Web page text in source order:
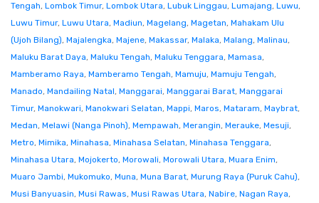
Tengah, Lombok Timur, Lombok Utara, Lubuk Linggau, Lumajang, Luwu,
Luwu Timur, Luwu Utara, Madiun, Magelang, Magetan, Mahakam Ulu
(Ujoh Bilang), Majalengka, Majene, Makassar, Malaka, Malang, Malinau,
Maluku Barat Daya, Maluku Tengah, Maluku Tenggara, Mamasa,
Mamberamo Raya, Mamberamo Tengah, Mamuju, Mamuju Tengah,
Manado, Mandailing Natal, Manggarai, Manggarai Barat, Manggarai
Timur, Manokwari, Manokwari Selatan, Mappi, Maros, Mataram, Maybrat,
Medan, Melawi (Nanga Pinoh), Mempawah, Merangin, Merauke, Mesuji,
Metro, Mimika, Minahasa, Minahasa Selatan, Minahasa Tenggara,
Minahasa Utara, Mojokerto, Morowali, Morowali Utara, Muara Enim,
Muaro Jambi, Mukomuko, Muna, Muna Barat, Murung Raya (Puruk Cahu),
Musi Banyuasin, Musi Rawas, Musi Rawas Utara, Nabire, Nagan Raya,